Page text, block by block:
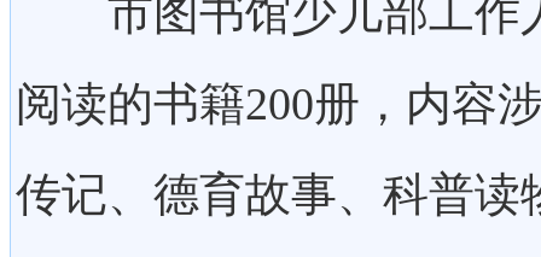
市图书馆少儿部工作
阅读的书籍200册，内容
传记、德育故事、科普